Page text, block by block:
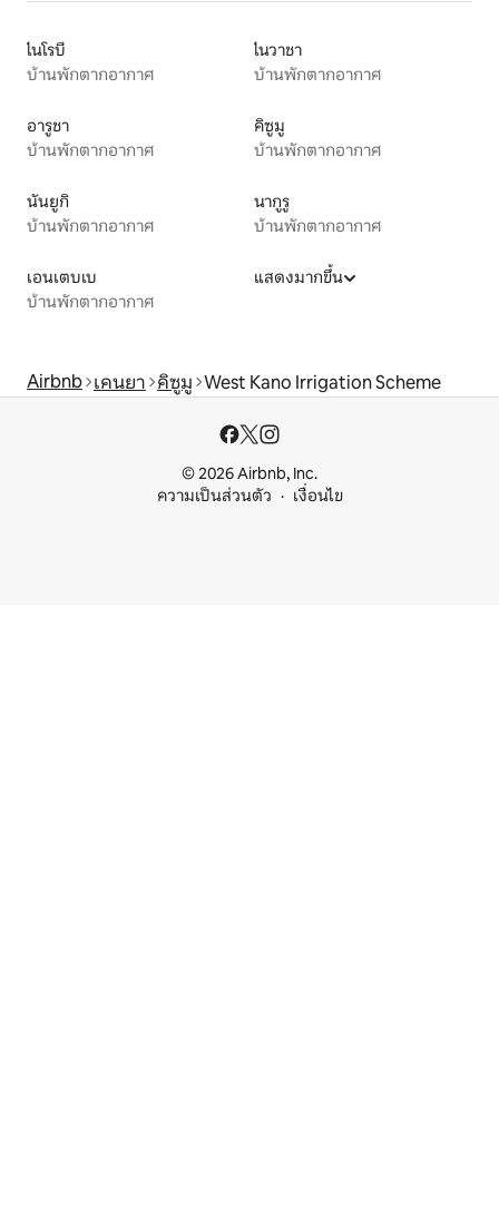
ไนโรบี
บ้านพักตากอากาศ
ไนวาชา
บ้านพักตากอากาศ
อารูชา
บ้านพักตากอากาศ
คิซูมู
บ้านพักตากอากาศ
นันยูกิ
บ้านพักตากอากาศ
นากูรู
บ้านพักตากอากาศ
เอนเตบเบ
บ้านพักตากอากาศ
แสดงมากขึ้น
Airbnb เคนยา คิซูมู West Kano Irrigation Scheme
© 2026 Airbnb, Inc.
ความเป็นส่วนตัว
เงื่อนไข